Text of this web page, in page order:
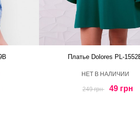
Платье Dolores PL-
HЕТ В НАЛИЧИИ
249 грн 49 грн